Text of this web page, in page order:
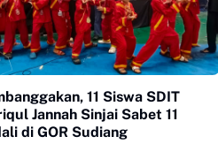
11 Siswa SDIT
Jannah Sinjai Sabet 11
di GOR Sudiang